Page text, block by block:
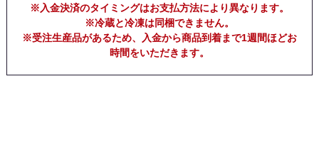
※入金決済のタイミングはお支払方法により異なります。
※冷蔵と冷凍は同梱できません。
※受注生産品があるため、入金から商品到着まで1週間ほどお
時間をいただきます。